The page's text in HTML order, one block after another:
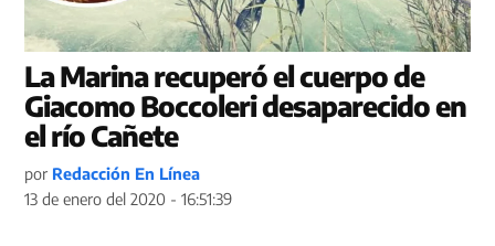
La Marina recuperó el cuerpo de
Giacomo Boccoleri desaparecido en
el río Cañete
por Redacción En Línea
13 de enero del 2020 - 16:51:39